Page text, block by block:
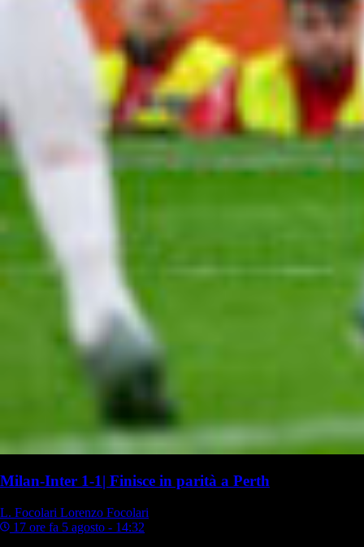
Milan-Inter 1-1| Finisce in parità a Perth
L. Focolari Lorenzo Focolari
17 ore fa 5 agosto - 14:32